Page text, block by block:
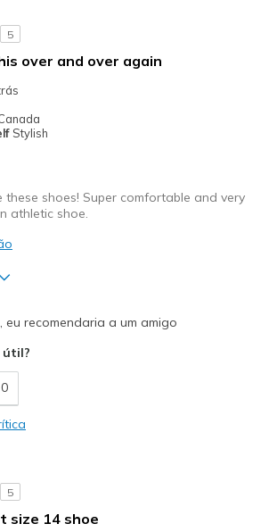
Feels true to width
Feels true to size
5
over and over again
Stylish
these shoes! Super comfortable and very
athletic shoe.
eu recomendaria a um amigo
útil?
0
5
size 14 shoe